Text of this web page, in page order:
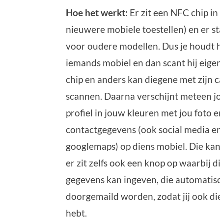
Hoe het werkt: Er zit een NFC chip
nieuwere mobiele toestellen) en er
voor oudere modellen. Dus je houdt
iemands mobiel en dan scant hij
chip en anders kan diegene met zijn
scannen. Daarna verschijnt meteen
profiel in jouw kleuren met jou foto
contactgegevens (ook social media
googlemaps) op diens mobiel. Die
er zit zelfs ook een knop op waarbij
gegevens kan ingeven, die
doorgemaild worden, zodat jij ook
hebt.